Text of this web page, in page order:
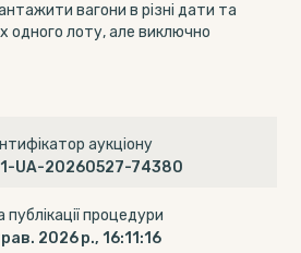
вагони в різні дати та
одного лоту, але виключно
аукціону
UA-20260527-74380
процедури
2026 р., 16:11:16